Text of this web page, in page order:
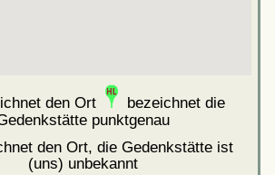
den Ort
bezeichnet die
punktgenau
den Ort, die Gedenkstätte ist
(uns) unbekannt